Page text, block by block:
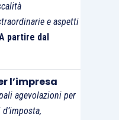
e aspetti
partire dal
l’impresa
agevolazioni per